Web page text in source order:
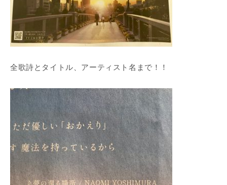
全歌詩とタイトル、アーティスト名まで！！